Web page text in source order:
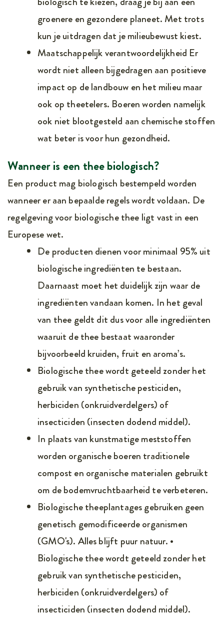
groenere en gezondere planeet. Met trots
kun je uitdragen dat je milieubewust kiest.
Maatschappelijk verantwoordelijkheid Er
wordt niet alleen bijgedragen aan positieve
impact op de landbouw en het milieu maar
ook op theetelers. Boeren worden namelijk
ook niet blootgesteld aan chemische stoffen
wat beter is voor hun gezondheid.
Wanneer is een thee biologisch?
Een product mag biologisch bestempeld worden
wanneer er aan bepaalde regels wordt voldaan. De
regelgeving voor biologische thee ligt vast in een
Europese wet.
De producten dienen voor minimaal 95% uit
biologische ingrediënten te bestaan.
Daarnaast moet het duidelijk zijn waar de
ingrediënten vandaan komen. In het geval
van thee geldt dit dus voor alle ingrediënten
waaruit de thee bestaat waaronder
bijvoorbeeld kruiden, fruit en aroma’s.
Biologische thee wordt geteeld zonder het
gebruik van synthetische pesticiden,
herbiciden (onkruidverdelgers) of
insecticiden (insecten dodend middel).
In plaats van kunstmatige meststoffen
worden organische boeren traditionele
compost en organische materialen gebruikt
om de bodemvruchtbaarheid te verbeteren.
Biologische theeplantages gebruiken geen
genetisch gemodificeerde organismen
(GMO's). Alles blijft puur natuur. •
Biologische thee wordt geteeld zonder het
gebruik van synthetische pesticiden,
herbiciden (onkruidverdelgers) of
insecticiden (insecten dodend middel).